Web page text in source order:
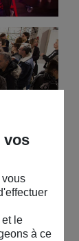
vos
et le
à ce